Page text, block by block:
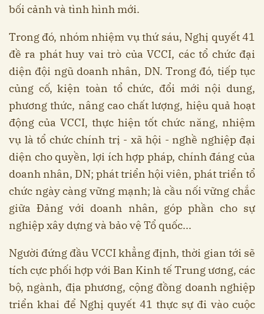
bối cảnh và tình hình mới.
Trong đó, nhóm nhiệm vụ thứ sáu, Nghị quyết 41
đề ra phát huy vai trò của VCCI, các tổ chức đại
diện đội ngũ doanh nhân, DN. Trong đó, tiếp tục
củng cố, kiện toàn tổ chức, đổi mới nội dung,
phương thức, nâng cao chất lượng, hiệu quả hoạt
động của VCCI, thực hiện tốt chức năng, nhiệm
vụ là tổ chức chính trị - xã hội - nghề nghiệp đại
diện cho quyền, lợi ích hợp pháp, chính đáng của
doanh nhân, DN; phát triển hội viên, phát triển tổ
chức ngày càng vững mạnh; là cầu nối vững chắc
giữa Đảng với doanh nhân, góp phần cho sự
nghiệp xây dựng và bảo vệ Tổ quốc...
Người đứng đầu VCCI khẳng định, thời gian tới sẽ
tích cực phối hợp với Ban Kinh tế Trung ương, các
bộ, ngành, địa phương, cộng đồng doanh nghiệp
triển khai để Nghị quyết 41 thực sự đi vào cuộc